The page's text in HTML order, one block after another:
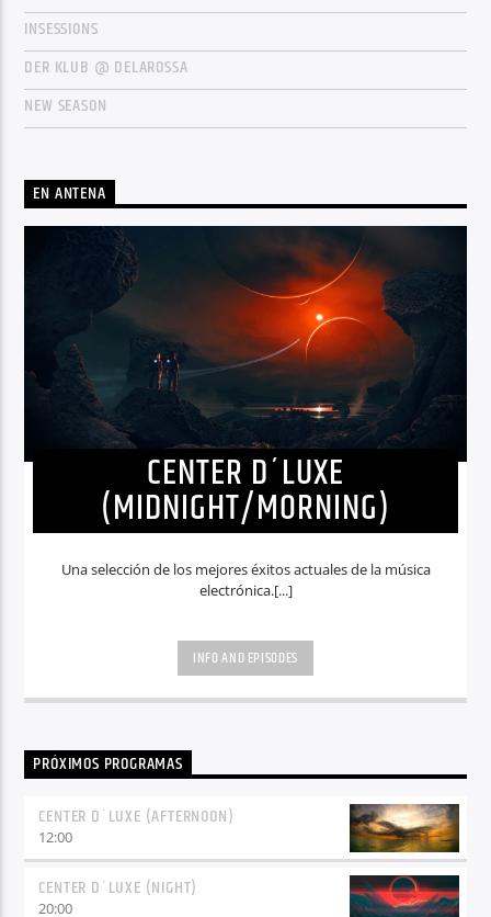
INSESSIONS
DER KLUB @ DELAROSSA
NEW SEASON
EN ANTENA
CENTER D´LUXE
(MIDNIGHT/MORNING)
Una selección de los mejores éxitos actuales de la música
electrónica.[...]
INFO AND EPISODES
PRÓXIMOS PROGRAMAS
CENTER D´LUXE (AFTERNOON)
12:00
CENTER D´LUXE (NIGHT)
20:00